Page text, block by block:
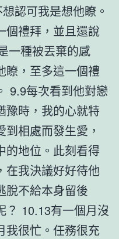
認可我是想他瞭。
個禮拜，並且還說
一種被丟棄的感
瞭，至多這一個禮
9.9每次看到他對戀
豫時，我的心就特
相處而發生愛，
的地位。此刻看得
在我決議好好待他
脫不給本身留後
？ 10.13有一個月沒
我很忙。任務很充